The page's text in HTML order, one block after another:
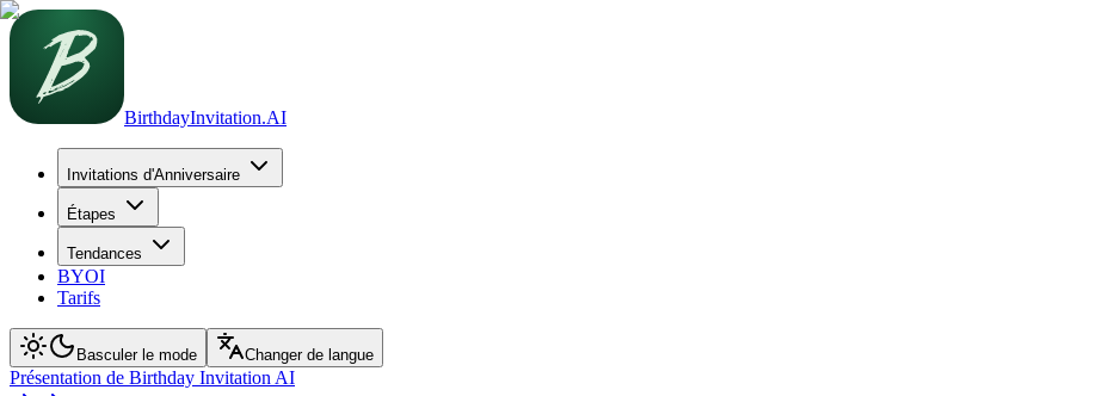
BirthdayInvitation.AI
Invitations d'Anniversaire
Étapes
Tendances
BYOI
Tarifs
Basculer le mode Changer de langue
Présentation de Birthday Invitation AI